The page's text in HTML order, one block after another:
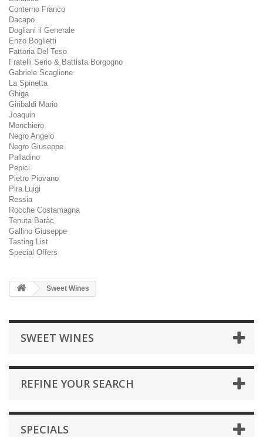
Conterno Franco
Dacapo
Dogliani il Generale
Enzo Boglietti
Fattoria Del Teso
Fratelli Serio & Battista Borgogno
Gabriele Scaglione
La Spinetta
Ghiga
Giribaldi Mario
Joaquin
Monchiero
Negro Angelo
Negro Giuseppe
Palladino
Pepici
Pietro Piovano
Pira Luigi
Ressia
Rocche Costamagna
Tenuta Baràc
Gallino Giuseppe
Tasting List
Special Offers
Sweet Wines
SWEET WINES
REFINE YOUR SEARCH
SPECIALS